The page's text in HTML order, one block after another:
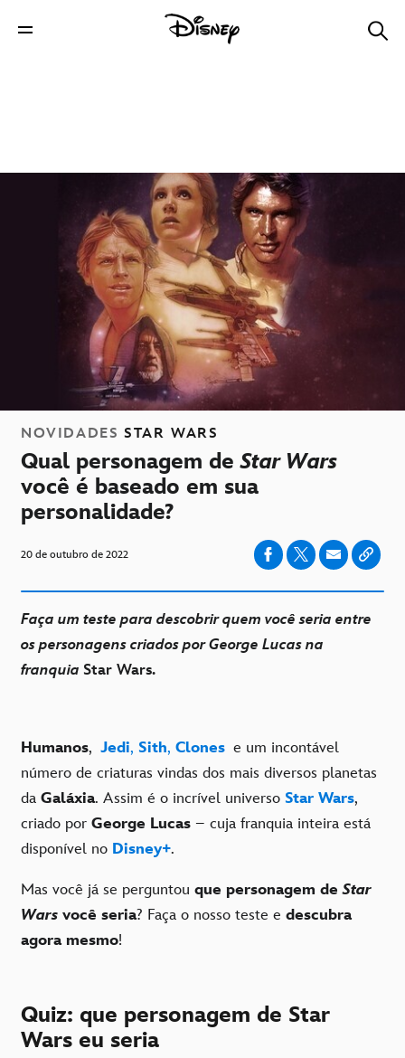
NOVIDADES STAR WARS
Qual personagem deStar Wars
você é baseado em sua
personalidade?
20 de outubro de 2022
Faça um teste para descobrir quem você seria entre
os personagens criados por George Lucas na
franquia Star Wars.
Humanos, Jedi, Sith, Clones e um incontável
número de criaturas vindas dos mais diversos planetas
da Galáxia. Assim é o incrível universo Star Wars,
criado por George Lucas – cuja franquia inteira está
disponível no Disney+.
Mas você já se perguntou que personagem deStar
Wars você seria? Faça o nosso teste e descubra
agora mesmo!
Quiz: que personagem de Star
Wars eu seria